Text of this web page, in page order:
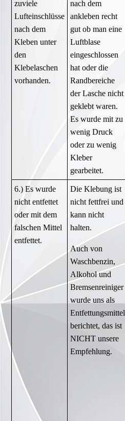
zuviele
Lufteinschlüsse
nach dem
Kleben unter
den
Klebelaschen
vorhanden.
nach dem
ankleben recht
gut ob man eine
Luftblase
eingeschlossen
hat oder die
Randbereiche
der Lasche nicht
geklebt waren.
Es wurde mit zu
wenig Druck
oder zu wenig
Kleber
gearbeitet.
6.) Es wurde
nicht entfettet
oder mit dem
falschen Mittel
entfettet.
Die Klebung ist
nicht fettfrei und
kann nicht
halten.
Auch von
Waschbenzin,
Alkohol und
Bremsenreiniger
wurde uns als
Entfettungsmittel
berichtet, das ist
NICHT unsere
Empfehlung.